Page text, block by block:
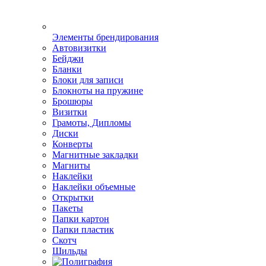
Элементы брендирования
Автовизитки
Бейджи
Бланки
Блоки для записи
Блокноты на пружине
Брошюры
Визитки
Грамоты, Дипломы
Диски
Конверты
Магнитные закладки
Магниты
Наклейки
Наклейки объемные
Открытки
Пакеты
Папки картон
Папки пластик
Скотч
Шильды